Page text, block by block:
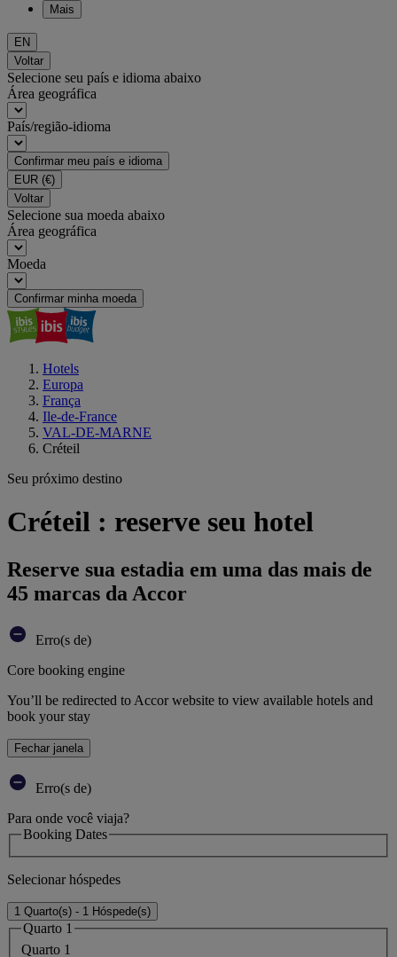
Mais
EN
Voltar
Selecione seu país e idioma abaixo
Área geográfica
País/região-idioma
Confirmar meu país e idioma
EUR (€)
Voltar
Selecione sua moeda abaixo
Área geográfica
Moeda
Confirmar minha moeda
Hotels
Europa
França
Ile-de-France
VAL-DE-MARNE
Créteil
Seu próximo destino
Créteil : reserve seu hotel
Reserve sua estadia em uma das mais de
45 marcas da Accor
Erro(s de)
Core booking engine
You’ll be redirected to Accor website to view available hotels and
book your stay
Fechar janela
Erro(s de)
Para onde você viaja?
Booking Dates
Selecionar hóspedes
1 Quarto(s) - 1 Hóspede(s)
Quarto 1
Quarto 1